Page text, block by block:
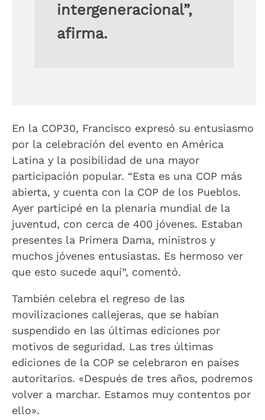
intergeneracional”,
afirma.
En la COP30, Francisco expresó su entusiasmo
por la celebración del evento en América
Latina y la posibilidad de una mayor
participación popular. “Esta es una COP más
abierta, y cuenta con la COP de los Pueblos.
Ayer participé en la plenaria mundial de la
juventud, con cerca de 400 jóvenes. Estaban
presentes la Primera Dama, ministros y
muchos jóvenes entusiastas. Es hermoso ver
que esto sucede aquí”, comentó.
También celebra el regreso de las
movilizaciones callejeras, que se habían
suspendido en las últimas ediciones por
motivos de seguridad. Las tres últimas
ediciones de la COP se celebraron en países
autoritarios. «Después de tres años, podremos
volver a marchar. Estamos muy contentos por
ello».